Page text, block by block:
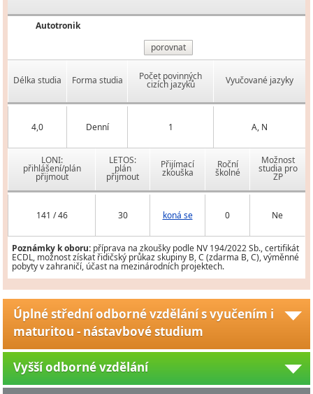
Autotronik
porovnat
Délka studia Forma studia Počet povinných
cizích jazyků Vyučované jazyky
4,0 Denní 1 A, N
LONI:
přihlášení/plán
přijmout
LETOS:
plán
přijmout
Přijímací
zkouška
Roční
školné
Možnost
studia pro
ZP
141 / 46 30 koná se 0 Ne
Poznámky k oboru: příprava na zkoušky podle NV 194/2022 Sb., certifikát
ECDL, možnost získat řidičský průkaz skupiny B, C (zdarma B, C), výměnné
pobyty v zahraničí, účast na mezinárodních projektech.
Úplné střední odborné vzdělání s vyučením i
maturitou - nástavbové studium
Vyšší odborné vzdělání